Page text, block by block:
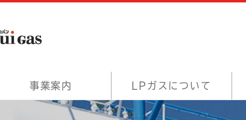
事業案内 LPガスについて